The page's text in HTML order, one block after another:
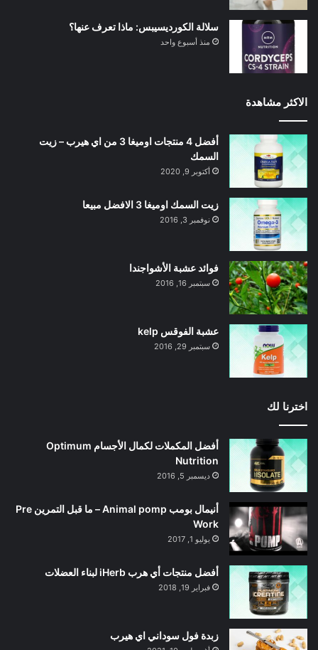
سلالة الكورديسيبس: ماذا تعرف عنها؟
منذ أسبوع واحد
الاكثر مشاهدة
أفضل 4 منتجات اوميغا 3 من اي هيرب – زيت
السمك
أكتوبر 9, 2020
زيت السمك اوميغا 3 الافضل مبيعا
نوفمبر 3, 2016
فوائد عشبة الأشواجندا
سبتمبر 16, 2016
عشبة الفوقس kelp
سبتمبر 29, 2016
اخترنا لك
‎أفضل المكملات لكمال الأجسام Optimum
Nutrition
ديسمبر 5, 2016
أنيمال بومب Animal pomp – ما قبل التمرين Pre
Work
يوليو 1, 2017
أفضل منتجات أي هرب iHerb لبناء العضلات
فبراير 19, 2018
زبدة فول سوداني اي هيرب